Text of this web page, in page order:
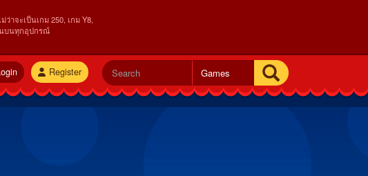
าจะเป็นเกม 250, เกม Y8,
นบนทุกอุปกรณ์
Register